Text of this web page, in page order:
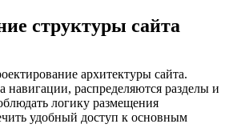
структуры сайта
архитектуры сайта.
навигации, распределяются разделы и
логику размещения
удобный доступ к основным